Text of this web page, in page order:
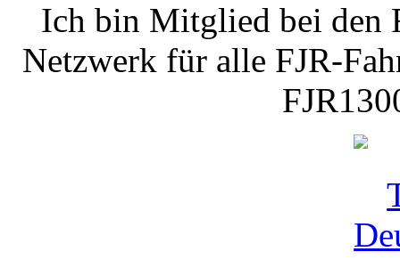
Ich bin Mitglied bei den
Netzwerk für alle FJR-